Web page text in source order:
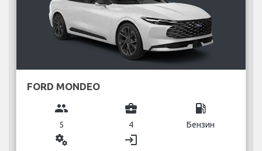
FORD MONDEO
group
5
business_center
4
local_gas_station
Бензин
miscellaneous_services login